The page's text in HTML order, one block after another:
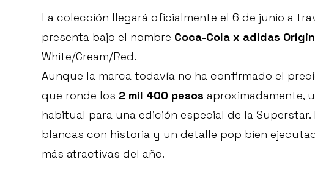
La colección llegará oficialmente el 6 de junio a
presenta bajo el nombre Coca-Cola x adidas
White/Cream/Red.
Aunque la marca todavía no ha confirmado el
que ronde los 2 mil 400 pesos aproximadamente,
habitual para una edición especial de la
blancas con historia y un detalle pop bien
más atractivas del año.